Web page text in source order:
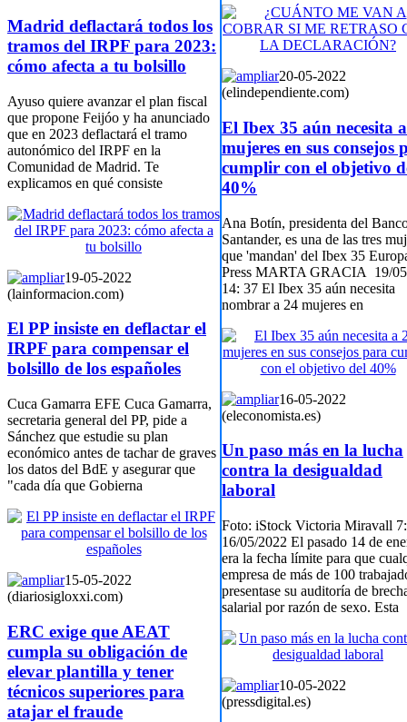
Madrid deflactará todos los
tramos del IRPF para 2023:
cómo afecta a tu bolsillo
Ayuso quiere avanzar el plan fiscal
que propone Feijóo y ha anunciado
que en 2023 deflactará el tramo
autonómico del IRPF en la
Comunidad de Madrid. Te
explicamos en qué consiste
19-05-2022
(lainformacion.com)
El PP insiste en deflactar el
IRPF para compensar el
bolsillo de los españoles
Cuca Gamarra EFE Cuca Gamarra,
secretaria general del PP, pide a
Sánchez que estudie su plan
económico antes de tachar de graves
los datos del BdE y asegurar que
"cada día que Gobierna
15-05-2022
(diariosigloxxi.com)
ERC exige que AEAT
cumpla su obligación de
elevar plantilla y tener
técnicos superiores para
atajar el fraude
20-05-2022
(elindependiente.com)
El Ibex 35 aún necesita
mujeres en sus consejos
cumplir con el objetivo
40%
Ana Botín, presidenta del
Santander, es una de las tres
que 'mandan' del Ibex 35
Press MARTA GRACIA 19/
14: 37 El Ibex 35 aún necesita
nombrar a 24 mujeres en
16-05-2022
(eleconomista.es)
Un paso más en la lucha
contra la desigualdad
laboral
Foto: iStock Victoria Miravall
16/05/2022 El pasado 14 de
era la fecha límite para que
empresa de más de 100
presentase su auditoría de
salarial por razón de sexo. Esta
10-05-2022
(pressdigital.es)